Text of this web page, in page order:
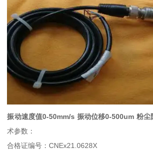
振动速度值0-50mm/s 振动位移0-500um 粉尘
术参数：
合格证编号：CNEx21.0628X